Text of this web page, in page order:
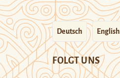
Deutsch English
FOLGT UNS